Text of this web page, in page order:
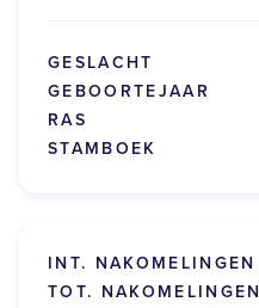
GESLACHT
GEBOORTEJAAR
RAS
STAMBOEK
INT. NAKOMELINGEN
TOT. NAKOMELINGEN